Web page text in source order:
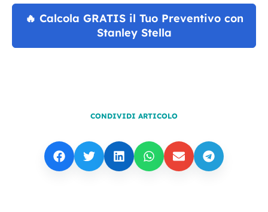
🔥 Calcola GRATIS il Tuo Preventivo con
Stanley Stella
CONDIVIDI ARTICOLO